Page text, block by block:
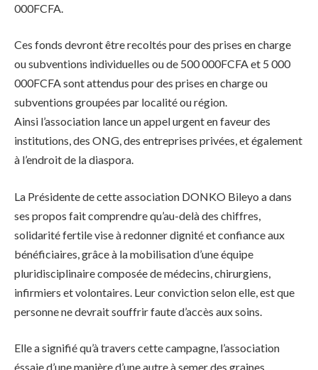
000FCFA.
Ces fonds devront être recoltés pour des prises en charge
ou subventions individuelles ou de 500 000FCFA et 5 000
000FCFA sont attendus pour des prises en charge ou
subventions groupées par localité ou région.
Ainsi l’association lance un appel urgent en faveur des
institutions, des ONG, des entreprises privées, et également
à l’endroit de la diaspora.
La Présidente de cette association DONKO Bileyo a dans
ses propos fait comprendre qu’au-delà des chiffres,
solidarité fertile vise à redonner dignité et confiance aux
bénéficiaires, grâce à la mobilisation d’une équipe
pluridisciplinaire composée de médecins, chirurgiens,
infirmiers et volontaires. Leur conviction selon elle, est que
personne ne devrait souffrir faute d’accès aux soins.
Elle a signifié qu’à travers cette campagne, l’association
éssaie d’une manière d’une autre à semer des graines